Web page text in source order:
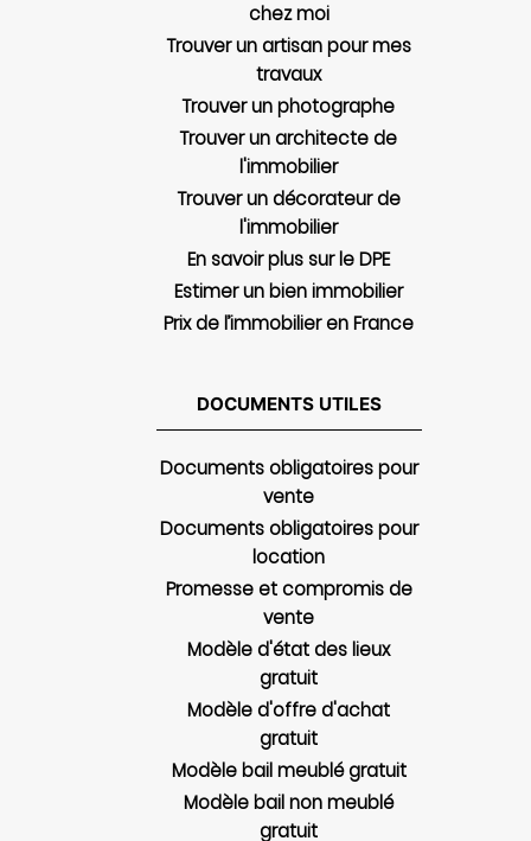
chez moi
Trouver un artisan pour mes
travaux
Trouver un photographe
Trouver un architecte de
l'immobilier
Trouver un décorateur de
l'immobilier
En savoir plus sur le DPE
Estimer un bien immobilier
Prix de l’immobilier en France
DOCUMENTS UTILES
Documents obligatoires pour
vente
Documents obligatoires pour
location
Promesse et compromis de
vente
Modèle d'état des lieux
gratuit
Modèle d'offre d'achat
gratuit
Modèle bail meublé gratuit
Modèle bail non meublé
gratuit